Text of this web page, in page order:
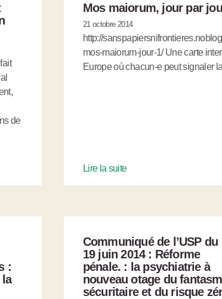
de
Mos maiorum, jour par
21 octobre 2014
http://
mos-maiorum-jour-1/ Une carte
Europe où chacun-e peut signaler
Lire la suite
:
la
Communiqué de l’USP du
19 juin 2014 : Réforme
pénale. : la psychiatrie à
nouveau otage du
sécuritaire et du risque